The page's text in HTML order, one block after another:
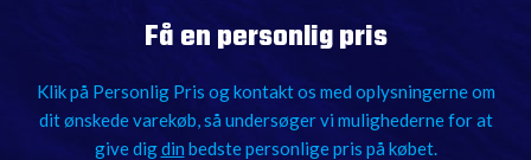
Få en personlig pris
Klik på Personlig Pris og kontakt os med oplysningerne om
dit ønskede varekøb, så undersøger vi mulighederne for at
give digdinbedste personlige pris på købet.